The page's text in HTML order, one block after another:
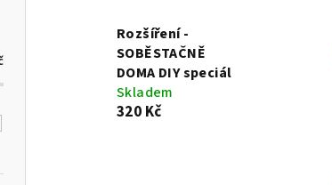
Rozšíření -
SOBĚSTAČNĚ
DOMA DIY speciál
Skladem
320 Kč